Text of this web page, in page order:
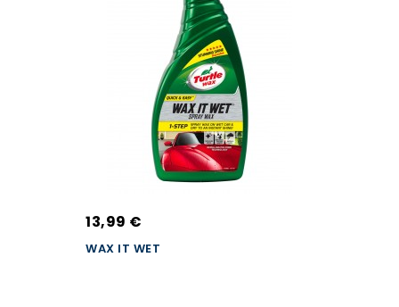
13,99 €
WAX IT WET